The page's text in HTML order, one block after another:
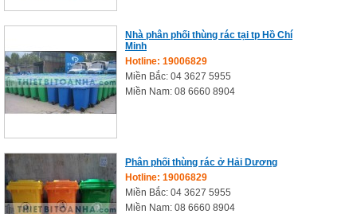
Nhà phân phối thùng rác tại tp Hồ Chí
Minh
Hotline: 19006829
Miền Bắc: 04 3627 5955
Miền Nam: 08 6660 8904
Phân phối thùng rác ở Hải Dương
Hotline: 19006829
Miền Bắc: 04 3627 5955
Miền Nam: 08 6660 8904